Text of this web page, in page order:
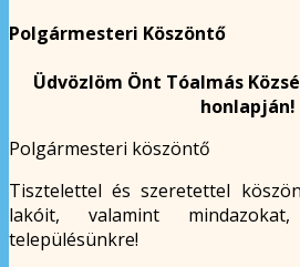
Polgármesteri Köszöntő
Üdvözlöm Önt Tóalmás
honlapján!
Polgármesteri köszöntő
Tisztelettel és szeretettel
lakóit, valamint
településünkre!